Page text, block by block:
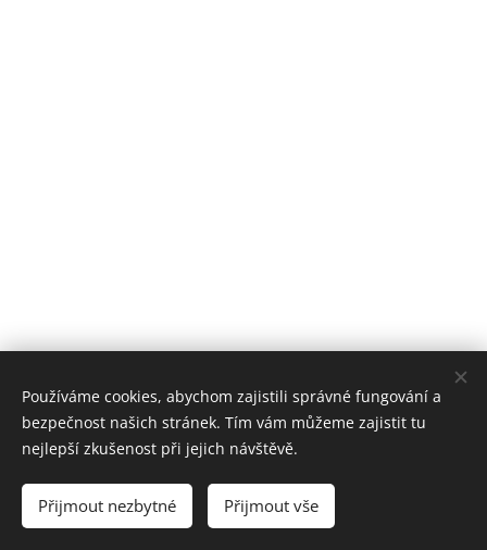
rybarizehun@seznam.cz Cookies
Používáme cookies, abychom zajistili správné fungování a
bezpečnost našich stránek. Tím vám můžeme zajistit tu
nejlepší zkušenost při jejich návštěvě.
Přijmout nezbytné Přijmout vše